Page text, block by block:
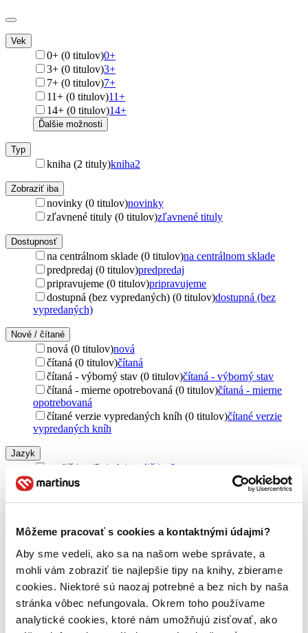
Môžeme pracovať s cookies a kontaktnými údajmi?
Aby sme vedeli, ako sa na našom webe správate, a
mohli vám zobraziť tie najlepšie tipy na knihy, zbierame
cookies. Niektoré sú naozaj potrebné a bez nich by naša
stránka vôbec nefungovala. Okrem toho používame
analytické cookies, ktoré nám umožňujú zisťovať, ako
Vek
0+ (0 titulov)0+
3+ (0 titulov)3+
7+ (0 titulov)7+
11+ (0 titulov)11+
14+ (0 titulov)14+
Ďalšie možnosti
Typ
kniha (2 tituly)kniha2
Zobraziť iba
novinky (0 titulov)novinky
zľavnené tituly (0 titulov)zľavnené tituly
Dostupnosť
na centrálnom sklade (0 titulov)na centrálnom sklade
predpredaj (0 titulov)predpredaj
pripravujeme (0 titulov)pripravujeme
dostupná (bez vypredaných) (0 titulov)dostupná (bez
vypredaných)
Nové / čítané
nová (0 titulov)nová
čítaná (0 titulov)čítaná
čítaná - výborný stav (0 titulov)čítaná - výborný stav
čítaná - mierne opotrebovaná (0 titulov)čítaná - mierne
opotrebovaná
čítané verzie vypredaných kníh (0 titulov)čítané verzie
vypredaných kníh
Jazyk
angličtina (2 tituly) angličtina 2
cudzí jazyk (2 tituly)
Rok vydania
2025 (0 titulov) 2025
2024 (0 titulov)
2023 (0 titulov)
2022 (0 titulov)2022
2021 a staršie (0 titulov) 2021 a staršie
Ďalšie možnosti